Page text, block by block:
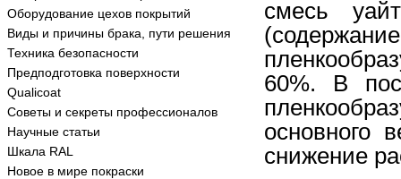
Оборудование цехов покрытий
Виды и причины брака, пути решения
Техника безопасности
Предподготовка поверхности
Qualicoat
Советы и секреты профессионалов
Научные статьи
Шкала RAL
Новое в мире покраски
смесь
60%. В
основного
снижение